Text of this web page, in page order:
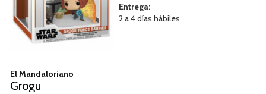
Entrega:
2 a 4 días hábiles
El Mandaloriano
Grogu